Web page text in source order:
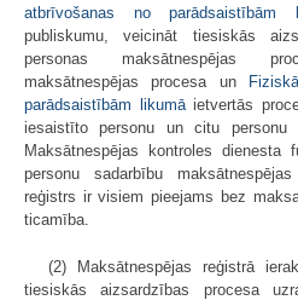
atbrīvošanas no parādsaistībām
publiskumu, veicināt tiesiskās
personas maksātnespējas
maksātnespējas procesa un
parādsaistībām likumāietvertās
iesaistīto personu un citu personu
Maksātnespējas kontroles
personu sadarbību
reģistrs ir visiem pieejams bez
ticamība.
(2) Maksātnespējas reģistrā
tiesiskās aizsardzības procesa